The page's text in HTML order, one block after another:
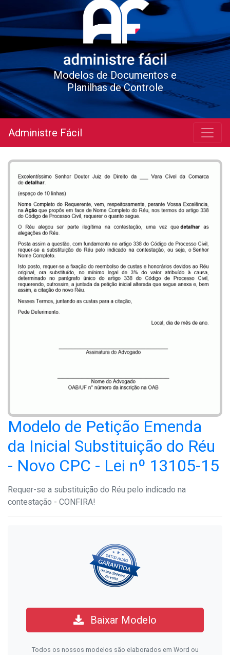
Modelos de Documentos e
Planilhas de Controle
Administre Fácil
Modelo de Petição Emenda
da Inicial Substituição do Réu
- Novo CPC - Lei nº 13105-15
Requer-se a substituição do Réu pelo indicado na
contestação - CONFIRA!
Baixar Modelo
Todos os nossos modelos são elaborados em Word ou